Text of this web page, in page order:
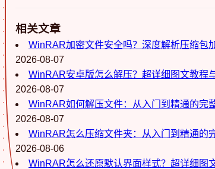
相关文章
WinRAR加密文件安全吗？深度解析压缩包
2026-08-07
WinRAR安卓版怎么解压？超详细图文教程
2026-08-07
WinRAR如何解压文件：从入门到精通的完
2026-08-07
WinRAR怎么压缩文件夹：从入门到精通的
2026-08-06
WinRAR怎么还原默认界面样式？超详细图